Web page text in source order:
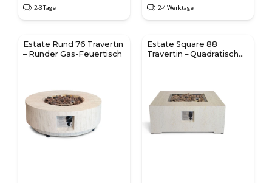
2-3 Tage 2-4 Werktage
Estate Rund 76 Travertin
– Runder Gas-Feuertisch
Estate Square 88
Travertin – Quadratischer